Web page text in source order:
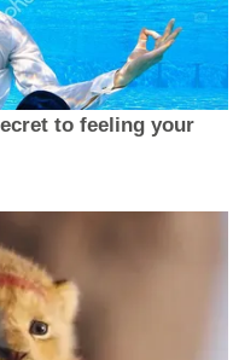
to feeling your